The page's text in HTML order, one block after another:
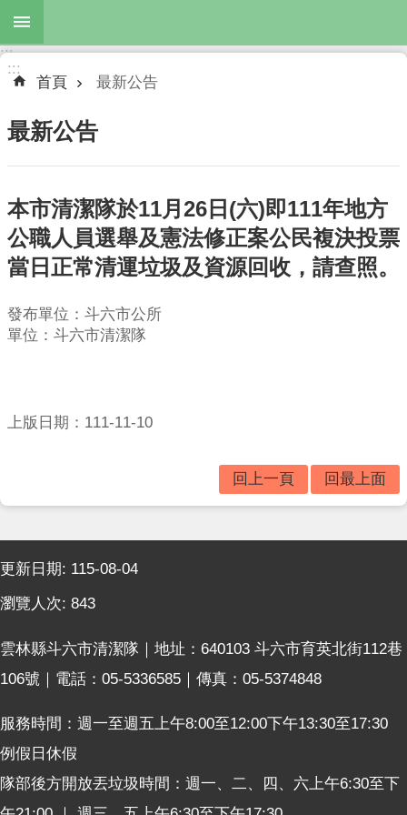
跳到主要內容區塊
階
尋
最
新
公
告
服
務
圾
民
服
務
相
關
法
規
表
下
載
:::
:::
首頁 最新公告
最新公告
本市清潔隊於11月26日(六)即111年地方
公職人員選舉及憲法修正案公民複決投票
當日正常清運垃圾及資源回收，請查照。
發布單位：斗六市公所
單位：斗六市清潔隊
上版日期：111-11-10
回上一頁 回最上面
更新日期: 115-08-04
瀏覽人次: 843
雲林縣斗六市清潔隊｜地址：640103 斗六市育英北街112巷
106號｜電話：05-5336585｜傳真：05-5374848
服務時間：週一至週五上午8:00至12:00下午13:30至17:30
例假日休假
隊部後方開放丟垃圾時間：週一、二、四、六上午6:30至下